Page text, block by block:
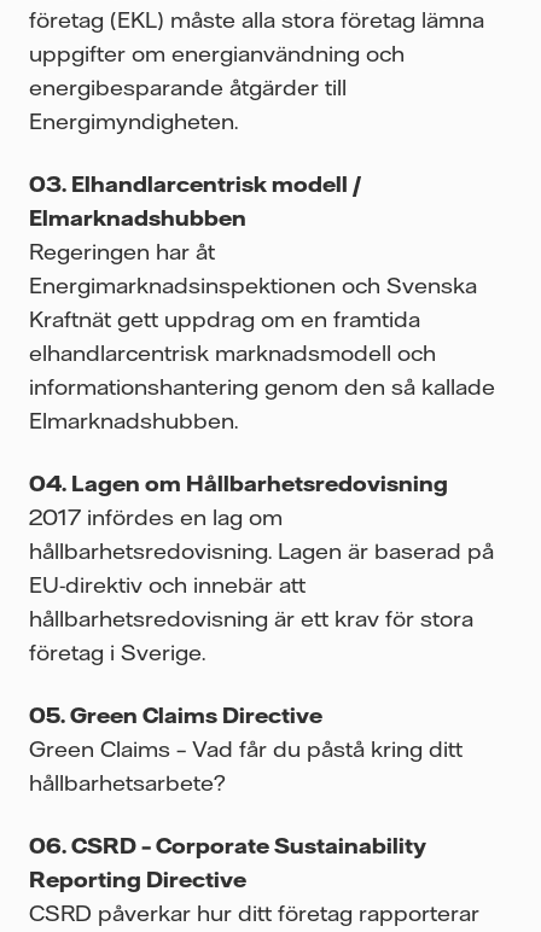
företag (EKL) måste alla stora företag lämna
uppgifter om energianvändning och
energibesparande åtgärder till
Energimyndigheten.
Elhandlarcentrisk modell /
Elmarknadshubben
Regeringen har åt
Energimarknadsinspektionen och Svenska
Kraftnät gett uppdrag om en framtida
elhandlarcentrisk marknadsmodell och
informationshantering genom den så kallade
Elmarknadshubben.
Lagen om Hållbarhetsredovisning
2017 infördes en lag om
hållbarhetsredovisning. Lagen är baserad på
EU-direktiv och innebär att
hållbarhetsredovisning är ett krav för stora
företag i Sverige.
Green Claims Directive
Green Claims – Vad får du påstå kring ditt
hållbarhetsarbete?
CSRD – Corporate Sustainability
Reporting Directive
CSRD påverkar hur ditt företag rapporterar